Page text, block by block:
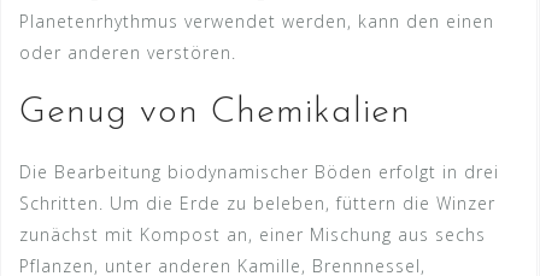
Planetenrhythmus verwendet werden, kann den einen
oder anderen verstören.
Genug von Chemikalien
Die Bearbeitung biodynamischer Böden erfolgt in drei
Schritten. Um die Erde zu beleben, füttern die Winzer
zunächst mit Kompost an, einer Mischung aus sechs
Pflanzen, unter anderen Kamille, Brennnessel,